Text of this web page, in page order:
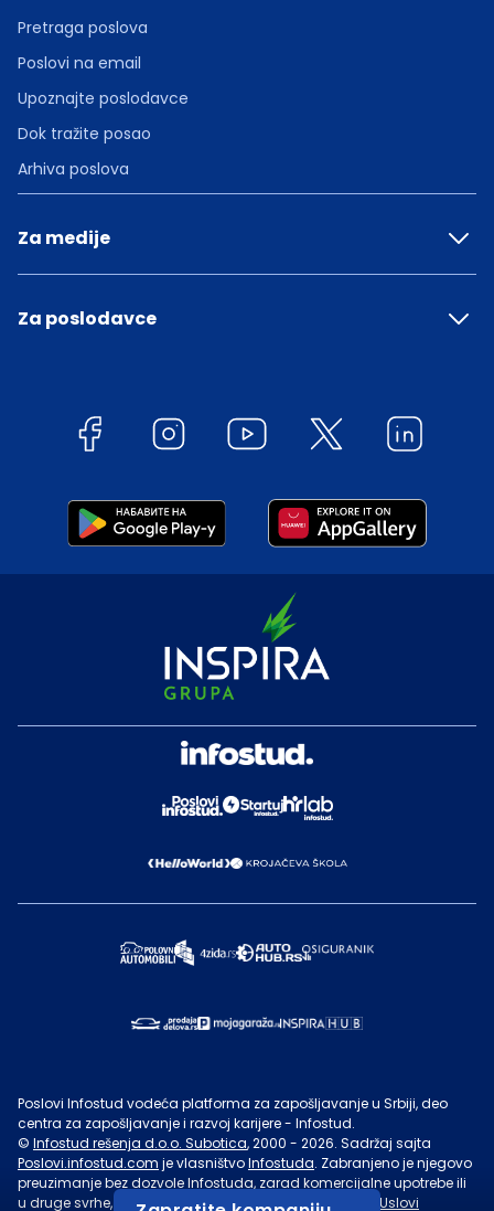
Pretraga poslova
Poslovi na email
Upoznajte poslodavce
Dok tražite posao
Arhiva poslova
Za medije
Za poslodavce
Poslovi Infostud vodeća platforma za zapošljavanje u Srbiji, deo
centra za zapošljavanje i razvoj karijere - Infostud.
© Infostud rešenja d.o.o. Subotica, 2000 - 2026. Sadržaj sajta
Poslovi.infostud.com je vlasništvoInfostuda. Zabranjeno je njegovo
preuzimanje bez dozvoleInfostuda, zarad komercijalne upotrebe ili
u druge svrhe, osim za lične potrebe posetilaca sajta.
Uslovi